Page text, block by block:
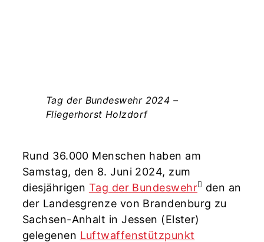
Tag der Bundeswehr 2024 –
Fliegerhorst Holzdorf
Rund 36.000 Menschen haben am
Samstag, den 8. Juni 2024, zum
diesjährigen Tag der Bundeswehr
den an
der Landesgrenze von Brandenburg zu
Sachsen-Anhalt in Jessen (Elster)
gelegenen Luftwaffenstützpunkt